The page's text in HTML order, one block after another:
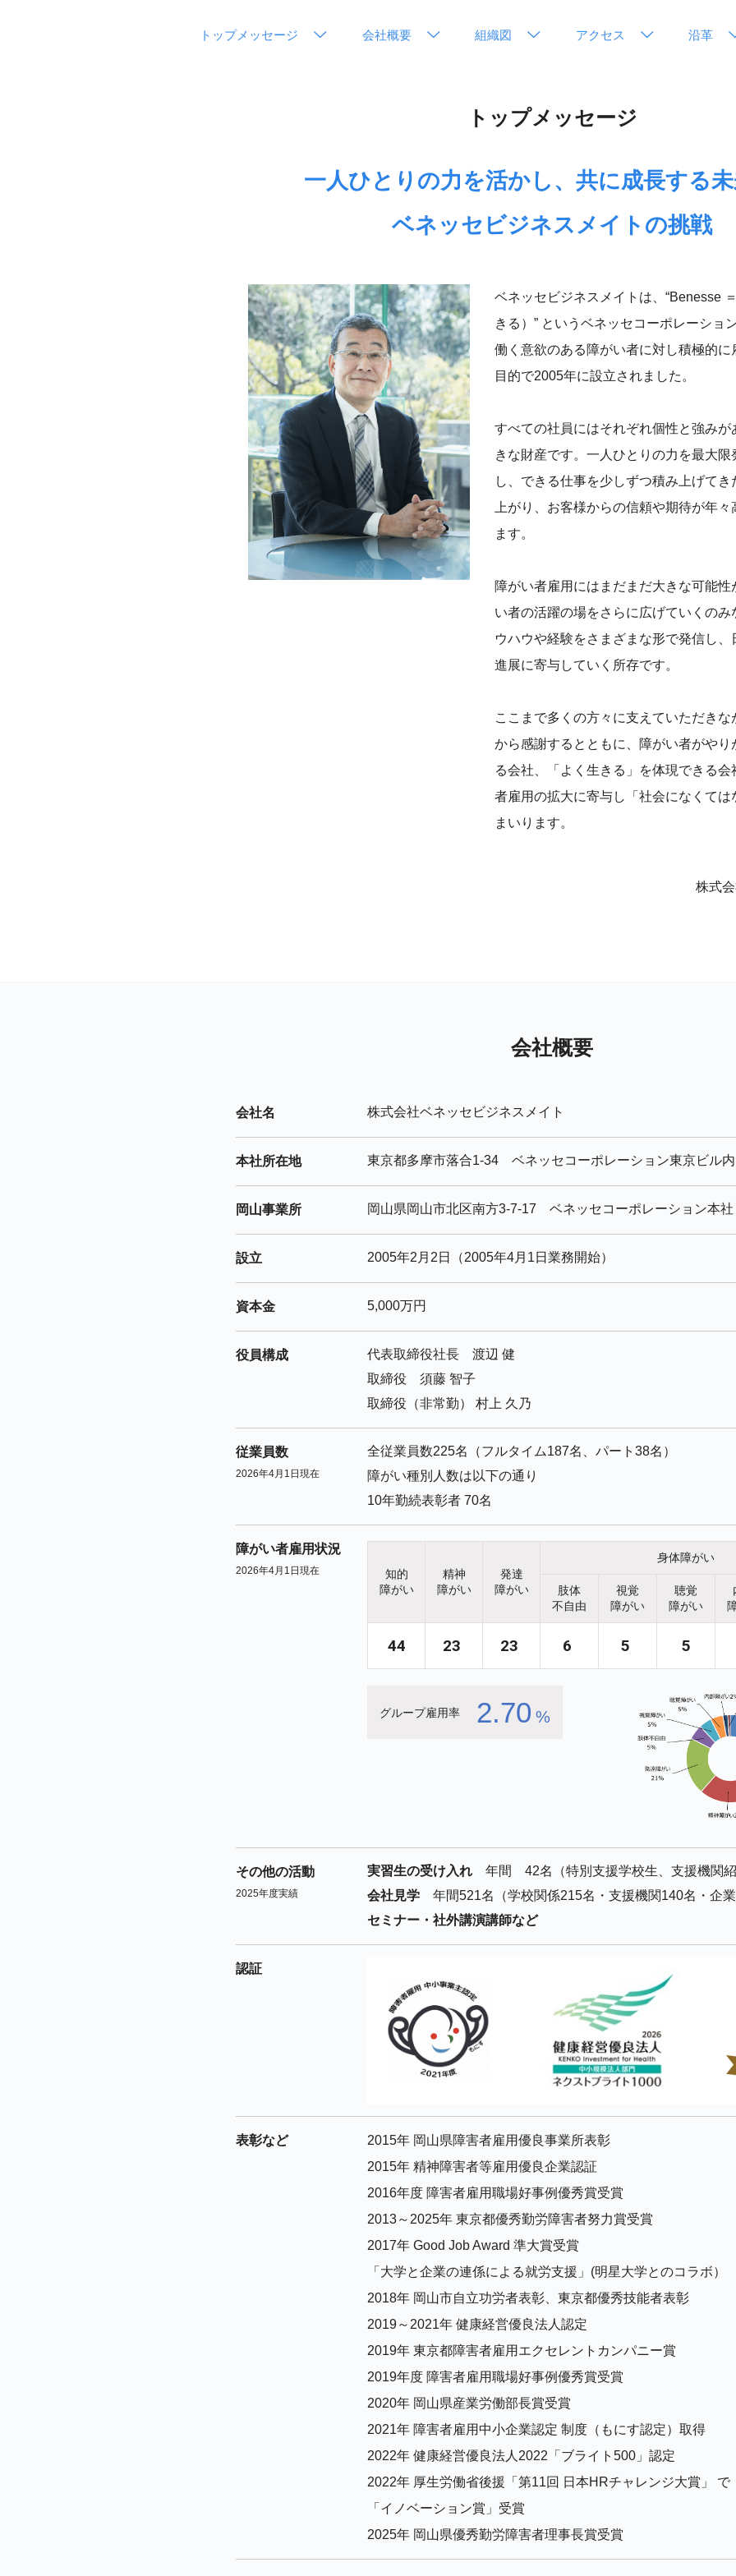
トップメッセージ 会社概要 組織図 アクセス 沿革
トップメッセージ
一人ひとりの力を活かし、共に成長する
ベネッセビジネスメイトの挑戦
ベネッセビジネスメイトは、“Benesse
きる）” というベネッセコーポレーショ
働く意欲のある障がい者に対し積極的
目的で2005年に設立されました。
すべての社員にはそれぞれ個性と強み
きな財産です。一人ひとりの力を最大
し、できる仕事を少しずつ積み上げて
上がり、お客様からの信頼や期待が年
ます。
障がい者雇用にはまだまだ大きな可能
い者の活躍の場をさらに広げていくの
ウハウや経験をさまざまな形で発信し
進展に寄与していく所存です。
ここまで多くの方々に支えていただき
から感謝するとともに、障がい者がや
る会社、「よく生きる」を体現できる
者雇用の拡大に寄与し「社会になくて
まいります。
株式
会社概要
会社名 株式会社ベネッセビジネスメイト
本社所在地 東京都多摩市落合1-34 ベネッセコーポレーション東京ビル内
岡山事業所 岡山県岡山市北区南方3-7-17 ベネッセコーポレーション本
設立 2005年2月2日（2005年4月1日業務開始）
資本金 5,000万円
役員構成
代表取締役社長 渡辺 健
取締役 須藤 智子
取締役（非常勤） 村上 久乃
従業員数
2026年4月1日現在
全従業員数225名（フルタイム187名、パート38名）
障がい種別人数は以下の通り
10年勤続表彰者 70名
障がい者雇用状況
2026年4月1日現在
知的
障がい
精神
障がい
発達
障がい
身体障がい
肢体
不自由
視覚
障がい
聴覚
障がい
44 23 23 6 5 5
グループ雇用率 2.70 %
その他の活動
2025年度実績
実習生の受け入れ 年間 42名（特別支援学校生、支援機関
会社見学 年間521名（学校関係215名・支援機関140名・企
セミナー・社外講演講師など
認証
表彰など
2015年 岡山県障害者雇用優良事業所表彰
2015年 精神障害者等雇用優良企業認証
2016年度 障害者雇用職場好事例優秀賞受賞
2013～2025年 東京都優秀勤労障害者努力賞受賞
2017年 Good Job Award 準大賞受賞
「大学と企業の連係による就労支援」(明星大学とのコラボ）
2018年 岡山市自立功労者表彰、東京都優秀技能者表彰
2019～2021年 健康経営優良法人認定
2019年 東京都障害者雇用エクセレントカンパニー賞
2019年度 障害者雇用職場好事例優秀賞受賞
2020年 岡山県産業労働部長賞受賞
2021年 障害者雇用中小企業認定 制度（もにす認定）取得
2022年 健康経営優良法人2022「ブライト500」認定
2022年 厚生労働省後援「第11回 日本HRチャレンジ大賞」 で
「イノベーション賞」受賞
2025年 岡山県優秀勤労障害者理事長賞受賞